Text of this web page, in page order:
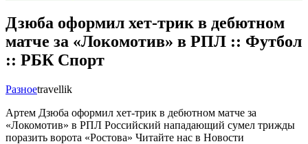
Дзюба оформил хет-трик в дебютном
матче за «Локомотив» в РПЛ :: Футбол
:: РБК Спорт
Разноеtravellik
Артем Дзюба оформил хет-трик в дебютном матче за
«Локомотив» в РПЛ Российский нападающий сумел трижды
поразить ворота «Ростова» Читайте нас в Новости